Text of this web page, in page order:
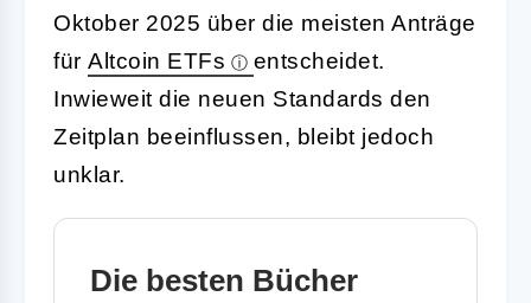
Oktober 2025 über die meisten Anträge
für Altcoin ETFs
entscheidet.
Inwieweit die neuen Standards den
Zeitplan beeinflussen, bleibt jedoch
unklar.
Die besten Bücher